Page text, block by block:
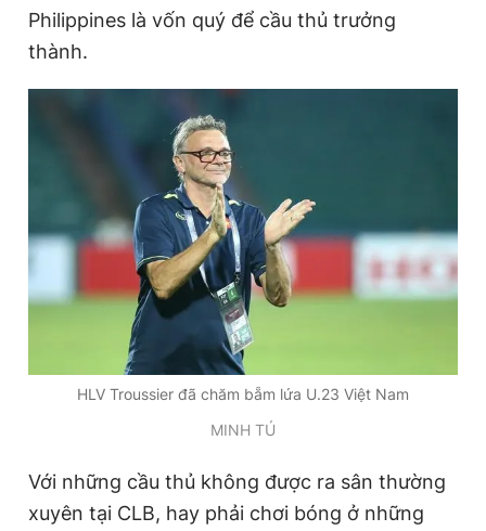
Philippines là vốn quý để cầu thủ trưởng
thành.
HLV Troussier đã chăm bẵm lứa U.23 Việt Nam
MINH TÚ
Với những cầu thủ không được ra sân thường
xuyên tại CLB, hay phải chơi bóng ở những